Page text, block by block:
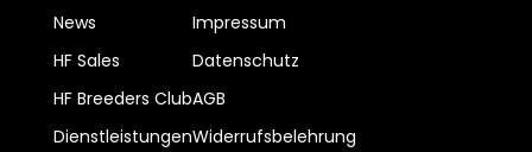
News
HF Sales
HF Breeders Club
Dienstleistungen
Impressum
Datenschutz
AGB
Widerrufsbelehrung